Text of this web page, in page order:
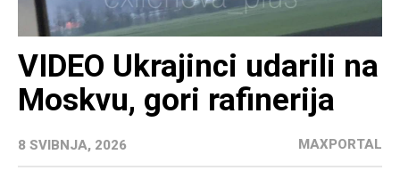
VIDEO Ukrajinci udarili na
Moskvu, gori rafinerija
8 SVIBNJA, 2026 MAXPORTAL